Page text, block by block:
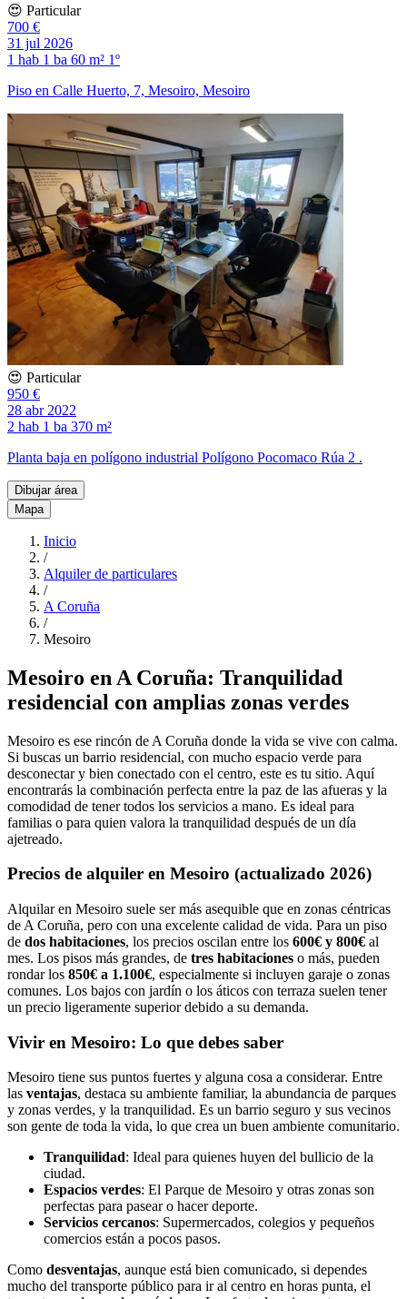
😍 Particular
700 €
31 jul 2026
1 hab 1 ba 60 m² 1º
Piso en Calle Huerto, 7, Mesoiro, Mesoiro
😍 Particular
950 €
28 abr 2022
2 hab 1 ba 370 m²
Planta baja en polígono industrial Polígono Pocomaco Rúa 2 .
Dibujar área
Mapa
Inicio
/
Alquiler de particulares
/
A Coruña
/
Mesoiro
Mesoiro en A Coruña: Tranquilidad
residencial con amplias zonas verdes
Mesoiro es ese rincón de A Coruña donde la vida se vive con calma.
Si buscas un barrio residencial, con mucho espacio verde para
desconectar y bien conectado con el centro, este es tu sitio. Aquí
encontrarás la combinación perfecta entre la paz de las afueras y la
comodidad de tener todos los servicios a mano. Es ideal para
familias o para quien valora la tranquilidad después de un día
ajetreado.
Precios de alquiler en Mesoiro (actualizado 2026)
Alquilar en Mesoiro suele ser más asequible que en zonas céntricas
de A Coruña, pero con una excelente calidad de vida. Para un piso
de dos habitaciones, los precios oscilan entre los 600€ y 800€ al
mes. Los pisos más grandes, de tres habitaciones o más, pueden
rondar los 850€ a 1.100€, especialmente si incluyen garaje o zonas
comunes. Los bajos con jardín o los áticos con terraza suelen tener
un precio ligeramente superior debido a su demanda.
Vivir en Mesoiro: Lo que debes saber
Mesoiro tiene sus puntos fuertes y alguna cosa a considerar. Entre
las ventajas, destaca su ambiente familiar, la abundancia de parques
y zonas verdes, y la tranquilidad. Es un barrio seguro y sus vecinos
son gente de toda la vida, lo que crea un buen ambiente comunitario.
Tranquilidad: Ideal para quienes huyen del bullicio de la
ciudad.
Espacios verdes: El Parque de Mesoiro y otras zonas son
perfectas para pasear o hacer deporte.
Servicios cercanos: Supermercados, colegios y pequeños
comercios están a pocos pasos.
Como desventajas, aunque está bien comunicado, si dependes
mucho del transporte público para ir al centro en horas punta, el